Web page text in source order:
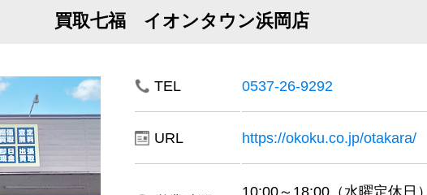
買取七福 イオンタウン浜岡店
TEL 0537-26-9292
URL https://okoku.co.jp/otakara/
10:00～18:00（水曜定休日）